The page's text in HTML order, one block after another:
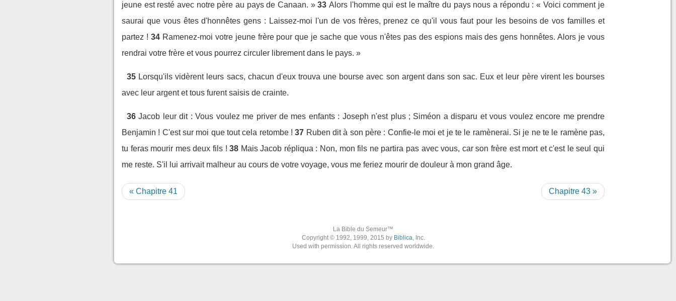
jeune est resté avec notre père au pays de Canaan. » 33 Alors l'homme qui est le maître du pays nous a répondu : « Voici comment je
saurai que vous êtes d'honnêtes gens : Laissez-moi l'un de vos frères, prenez ce qu'il vous faut pour les besoins de vos familles et
partez ! 34 Ramenez-moi votre jeune frère pour que je sache que vous n'êtes pas des espions mais des gens honnêtes. Alors je vous
rendrai votre frère et vous pourrez circuler librement dans le pays. »
35 Lorsqu'ils vidèrent leurs sacs, chacun d'eux trouva une bourse avec son argent dans son sac. Eux et leur père virent les bourses
avec leur argent et tous furent saisis de crainte.
36 Jacob leur dit : Vous voulez me priver de mes enfants : Joseph n'est plus ; Siméon a disparu et vous voulez encore me prendre
Benjamin ! C'est sur moi que tout cela retombe ! 37 Ruben dit à son père : Confie-le moi et je te le ramènerai. Si je ne te le ramène pas,
tu feras mourir mes deux fils ! 38 Mais Jacob répliqua : Non, mon fils ne partira pas avec vous, car son frère est mort et c'est le seul qui
me reste. S'il lui arrivait malheur au cours de votre voyage, vous me feriez mourir de douleur à mon grand âge.
« Chapitre 41 Chapitre 43 »
La Bible du Semeur™
Copyright © 1992, 1999, 2015 by Biblica, Inc.
Used with permission. All rights reserved worldwide.